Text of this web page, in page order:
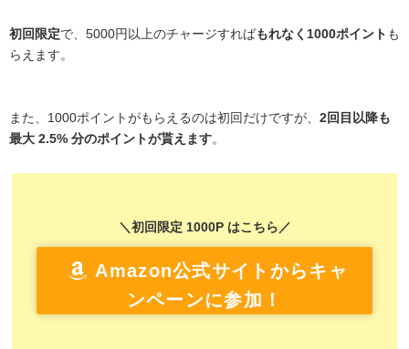
初回限定で、5000円以上のチャージすればもれなく1000ポイント も
らえます。
また、1000ポイントがもらえるのは初回だけですが、 2回目以降も
最大 2.5% 分のポイントが貰えます。
＼初回限定 1000P はこちら／
Amazon公式サイトからキャ
ンペーンに参加！